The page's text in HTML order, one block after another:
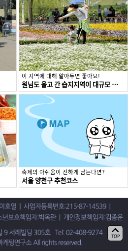
이 지역에 대해 알아두면 좋아요!
원님도 울고 간 습지지역이 대규모 아파트 단지로, 양천구
축제의 아쉬움이 진하게 남는다면?
서울 양천구 추천코스